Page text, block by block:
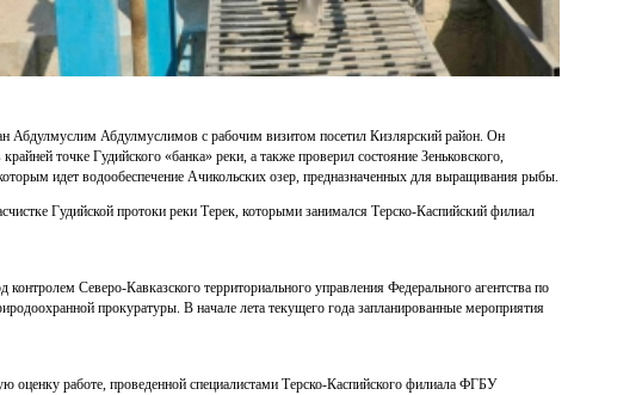
Абдулмуслим Абдулмуслимов с рабочим визитом посетил Кизлярский район. Он
точке Гудийского «банка» реки, а также проверил состояние Зеньковского,
идет водообеспечение Ачикольских озер, предназначенных для выращивания рыбы.
Гудийской протоки реки Терек, которыми занимался Терско-Каспийский филиал
контролем Северо-Кавказского территориального управления Федерального агентства по
прокуратуры. В начале лета текущего года запланированные мероприятия
работе, проведенной специалистами Терско-Каспийского филиала ФГБУ